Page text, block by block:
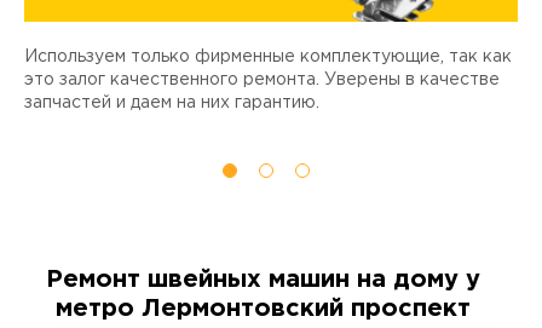
Используем только фирменные комплектующие, так как
это залог качественного ремонта. Уверены в качестве
запчастей и даем на них гарантию.
Ремонт швейных машин на дому у
метро Лермонтовский проспект